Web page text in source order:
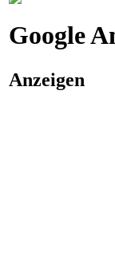
Google
Anzeigen